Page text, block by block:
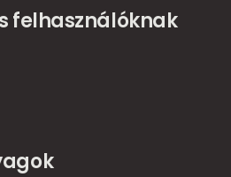
felhasználóknak